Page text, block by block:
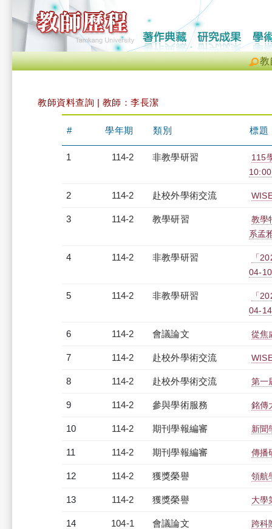
教
教師資料查詢 | 教師：李長潔
# 學年期 類別 標題
1 114-2 非教學研習
115
2 114-2 赴校外學術交流
3 114-2 教學研習
教學
系孟
4 114-2 非教學研習
「
04-
5 114-2 非教學研習
「
04-
6 114-2 會議論文 從焦
7 114-2 赴校外學術交流
8 114-2 赴校外學術交流 第一
9 114-2 參與學術服務 銘傳
10 114-2 期刊學報編審 新聞
11 114-2 期刊學報編審 傳播
12 114-2 獲獎榮譽 領航
13 114-2 獲獎榮譽 大學
14 104-1 會議論文 跨科